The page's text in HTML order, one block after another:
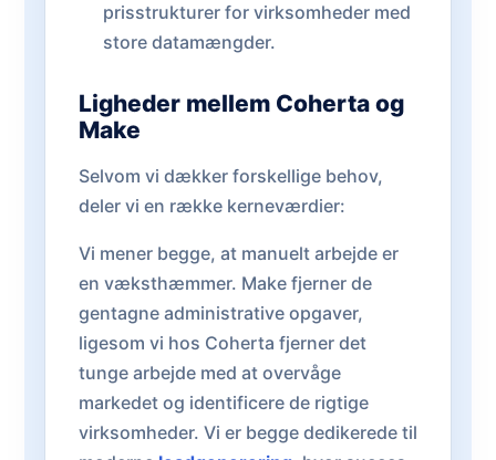
prisstrukturer for virksomheder med
store datamængder.
Ligheder mellem Coherta og
Make
Selvom vi dækker forskellige behov,
deler vi en række kerneværdier:
Vi mener begge, at manuelt arbejde er
en væksthæmmer. Make fjerner de
gentagne administrative opgaver,
ligesom vi hos Coherta fjerner det
tunge arbejde med at overvåge
markedet og identificere de rigtige
virksomheder. Vi er begge dedikerede til